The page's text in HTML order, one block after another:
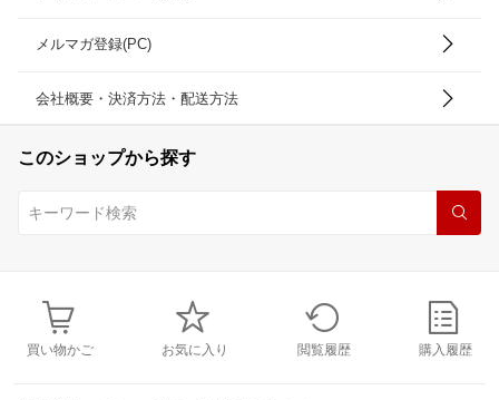
メルマガ登録(PC)
会社概要・決済方法・配送方法
このショップから探す
買い物かご お気に入り 閲覧履歴 購入履歴